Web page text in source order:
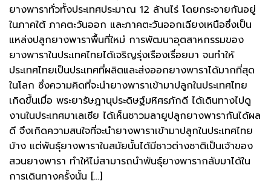
ยางพาราทั่วทั้งประเทศประมาณ 12 ล้านไร่ โดยกระจายกันอยู่
ในภาคใต้ ภาคตะวันออก และภาคตะวันออกเฉียงเหนือซึ่งเป็น
แหล่งปลูกยางพาราพื้นที่ใหม่ การพัฒนาอุตสาหกรรมของ
ยางพาราในประเทศไทยได้เจริญรุ่งเรืองเรื่อยมา จนทำให้
ประเทศไทยเป็นประเทศที่ผลิตและส่งออกยางพาราได้มากที่สุด
ในโลก ซึ่งความคิดที่จะนำยางพาราเข้ามาปลูกในประเทศไทย
เกิดขึ้นเมื่อ พระยารัษฎานุประดิษฐ์มหิศรภักดี ได้เดินทางไปดู
งานในประเทศมาเลเซีย ได้เห็นชาวมลายูปลูกยางพารากันได้ผล
ดี จึงเกิดความสนใจที่จะนำยางพาราเข้ามาปลูกในประเทศไทย
บ้าง แต่พันธุ์ยางพาราในสมัยนั้นได้มีชาวต่างชาติเป็นเจ้าของ
สวนยางพารา ทำให้ไม่สามารถนำพันธุ์ยางพารากลับมาได้ใน
การเดินทางครั้งนั้น […]